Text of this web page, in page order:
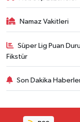
Namaz Vakitleri
Süper Lig Puan
Fikstür
Son Dakika